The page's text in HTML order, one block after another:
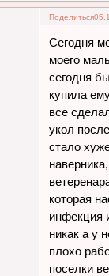
Поделиться
Сегодня
моего
сегодня
купила
все
укол
стало
которая
инфекция
никак а у
плохо
поселки